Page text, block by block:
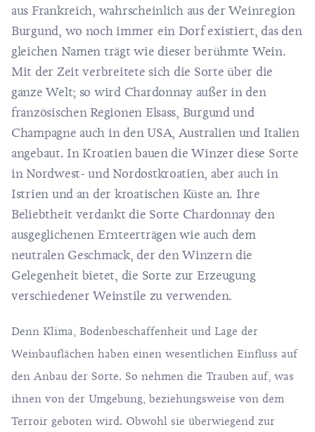
aus Frankreich, wahrscheinlich aus der Weinregion
Burgund, wo noch immer ein Dorf existiert, das den
gleichen Namen trägt wie dieser berühmte Wein.
Mit der Zeit verbreitete sich die Sorte über die
ganze Welt; so wird Chardonnay außer in den
französischen Regionen Elsass, Burgund und
Champagne auch in den USA, Australien und Italien
angebaut. In Kroatien bauen die Winzer diese Sorte
in Nordwest- und Nordostkroatien, aber auch in
Istrien und an der kroatischen Küste an. Ihre
Beliebtheit verdankt die Sorte Chardonnay den
ausgeglichenen Ernteerträgen wie auch dem
neutralen Geschmack, der den Winzern die
Gelegenheit bietet, die Sorte zur Erzeugung
verschiedener Weinstile zu verwenden.
Denn Klima, Bodenbeschaffenheit und Lage der
Weinbauflächen haben einen wesentlichen Einfluss auf
den Anbau der Sorte. So nehmen die Trauben auf, was
ihnen von der Umgebung, beziehungsweise von dem
Terroir geboten wird. Obwohl sie überwiegend zur